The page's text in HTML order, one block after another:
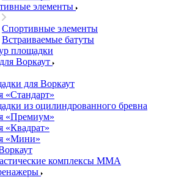
элементы
Спортивные элементы
Встраиваемые батуты
площадки
Воркаут
для Воркаут
«Стандарт»
из оцилиндрованного бревна
«Премиум»
«Квадрат»
«Мини»
комплексы ММА